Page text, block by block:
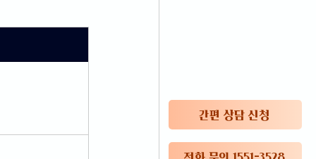
간편 상담 신청